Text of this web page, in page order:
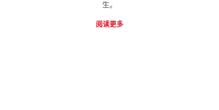
生。
阅读更多